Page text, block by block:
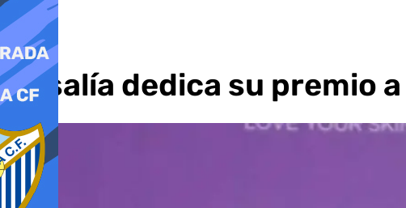
Rosalía dedica su premio